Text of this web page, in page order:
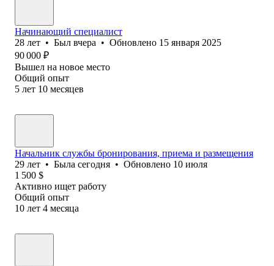
Начинающий специалист
28 лет • Был вчера • Обновлено 15 января 2025
90 000 ₽
Вышел на новое место
Общий опыт
5 лет 10 месяцев
Начальник службы бронирования, приема и размещения
29 лет • Была сегодня • Обновлено 10 июля
1 500 $
Активно ищет работу
Общий опыт
10 лет 4 месяца